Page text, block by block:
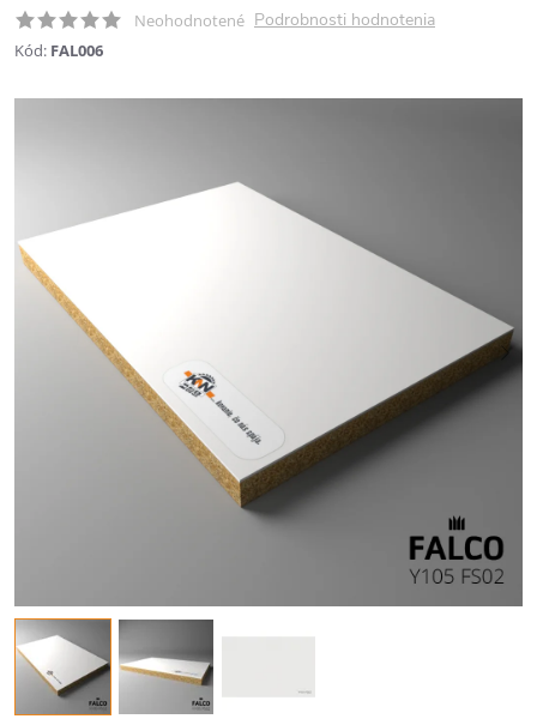
Neohodnotené Podrobnosti hodnotenia
Kód: FAL006